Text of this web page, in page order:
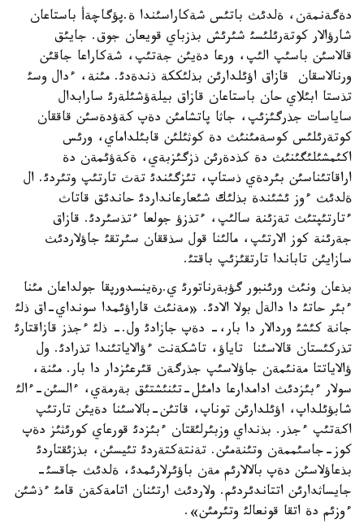
دةگةنمةن، ةلدئث باتئس شةكاراسئندا ة.پؤگاچةأ باستاعان
شارؤالار كوتةرئلئسئ شئرئش بذزباي قويعان جوق. جايئق
قالاسئن باسئپ الئپ، ورعا دةيئن جةتئپ، شةكاراعا جاقئن
ورنالاسقان قازاق اؤئلدارئن بذلئككة ذندةدئ. مئنة، ءدال وسئ
تذستا ابئلاي حان باستاعان قازاق بيلةؤشئلةرئ سارابدال
ساياسات جذرگئزئپ، جاثا پاتشامئن دةپ كةؤدةسئن قاققان
كوتةرئلئس كوسةمئنئث دة كوثئلئن قابئلداماي، ورئس
اكئمشئلئگئنئث دة كذدةرئن ذزگئزبةي، ةكةؤئمةن دة
اراقاتئناسئن بئردةي ذستاپ، تئزگئندئ تةث تارتئپ وتئردئ. ال
ةلدئث ءوز ئشئندة بذلئك شئعارعانداردئ حاندئق قاتاث
ءتارتئپتئث تةزئنة سالئپ، ءتذزؤ جولعا ءتذسئردئ. قازاق
جةرئنة كوز الارتئپ، مالئنا قول سذققان سئرتقئ جاؤلاردئث
سازايئن تاباندا تارتقئزئپ باقتئ.
بذعان ونئث ورئنبور گؤبةرناتورئ ي.رةينسدورپقا جولداعان مئنا
ءبئر حاتئ دا دالةل بولا الادئ. «مةنئث قاراؤئمدا سونداي-اق ذلئ
جانة كئشئ وردالار دا بار،- دةپ جازادئ ول.- ذلئ ءجذز قازاقتارئ
تذركئستان قالاسئنا تاياؤ، تاشكةنت ءؤالاياتئندا تذرادئ. ول
ؤالاياتتا مةنئمةن جاؤلاسئپ جذرگةن قئرعئزدار دا بار. مئنة،
سولار ءبئزدئث ادامدارعا دامئل-تئنئشتئق بةرمةي، ءالسئن-ءالئ
شابؤئلداپ، اؤئلدارئن توناپ، قاتئن-بالاسئنا دةيئن تارتئپ
اكةتئپ ءجذر. بذنداي وزبئرلئقتان ءبئزدئ قورعاي كورئثئز دةپ
كوز-جاسئممةن وتئنةمئن. تةنتةكتةردئ تئيسئن، بذزئقتاردئ
بذعاؤلاسئن دةپ بالالارئم مةن باؤئرلارئمدئ، ةلدئث جاقسئ-
جايساثدارئن اتتاندئردئم. ولاردئث ارتئنان اتامةكةن قامئ ءذشئن
ءوزئم دة اتقا قونعالئ وتئرمئن».